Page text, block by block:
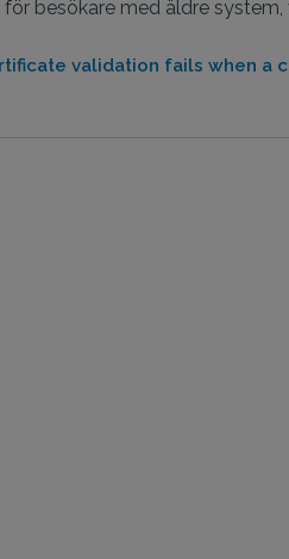
besökare med äldre
validation fails when a